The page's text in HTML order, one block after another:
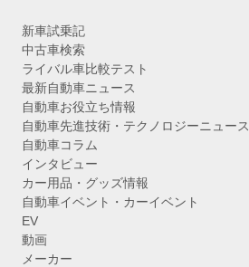
新車試乗記
中古車検索
ライバル車比較テスト
最新自動車ニュース
自動車お役立ち情報
自動車先進技術・テクノロジーニュース
自動車コラム
インタビュー
カー用品・グッズ情報
自動車イベント・カーイベント
EV
動画
メーカー